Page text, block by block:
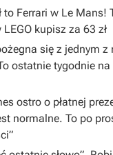
to Ferrari w Le Mans!
kupisz za 63 zł
się z jednym z
ostatnie tygodnie na
ostro o płatnej
normalne. To po